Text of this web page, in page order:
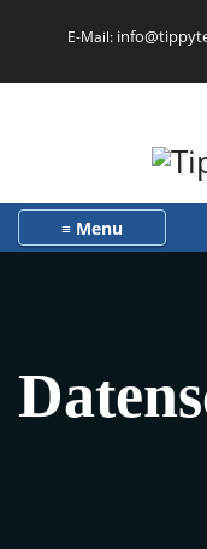
E-Mail:
Toggle